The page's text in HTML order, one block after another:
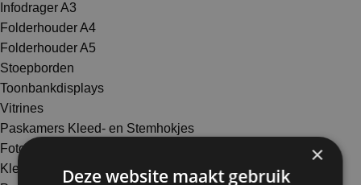
Infodrager A3
Folderhouder A4
Folderhouder A5
Stoepborden
Toonbankdisplays
Vitrines
Paskamers Kleed- en Stemhokjes
Fotohokjes
Kleedhokjes
×
Deze website maakt gebruik